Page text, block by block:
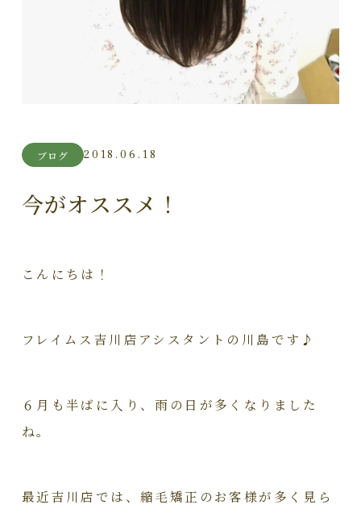
ブログ 2018.06.18
今がオススメ！
こんにちは！
フレイムス吉川店アシスタントの川島です♪
６月も半ばに入り、雨の日が多くなりました
ね。
最近吉川店では、縮毛矯正のお客様が多く見ら